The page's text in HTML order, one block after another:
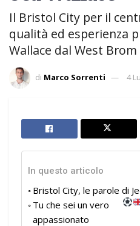
Il Bristol City per il
qualità ed esperienza
Wallace dal West Brom
di Marco Sorrenti 4
In questo articolo
Bristol City, le parole di
Tu che sei un vero
appassionato